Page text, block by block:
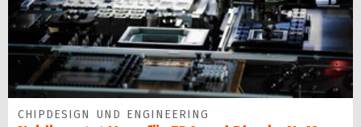
CHIPDESIGN UND ENGINEERING